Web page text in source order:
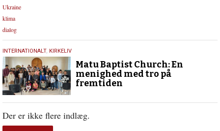
Ukraine
klima
dialog
5.
november
2024
INTERNATIONALT, KIRKELIV
Matu Baptist Church: En
menighed med tro på
fremtiden
Der er ikke flere indlæg.